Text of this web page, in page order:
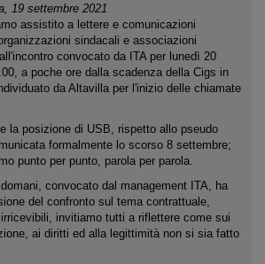
19 settembre 2021
assistito a lettere e comunicazioni
sindacali e associazioni
convocato da ITA per lunedì 20
a poche ore dalla scadenza della Cigs in
da Altavilla per l'inizio delle chiamate
la posizione di USB, rispetto allo pseudo
formalmente lo scorso 8 settembre;
punto per punto, parola per parola.
convocato dal management ITA, ha
del confronto sul tema contrattuale,
invitiamo tutti a riflettere come sui
ai diritti ed alla legittimità non si sia fatto